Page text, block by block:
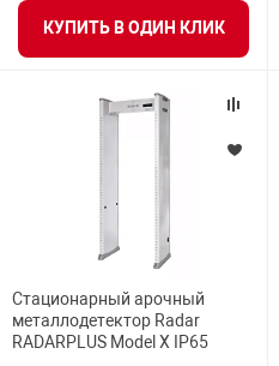
КУПИТЬ В ОДИН КЛИК
Стационарный арочный
металлодетектор Radar
RADARPLUS Model X IP65